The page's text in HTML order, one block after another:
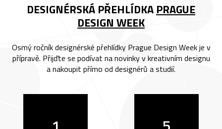
DESIGNÉRSKÁ PŘEHLÍDKA PRAGUE
DESIGN WEEK
Osmý ročník designérské přehlídky Prague Design Week je v
přípravě. Přijďte se podívat na novinky v kreativním designu
a nakoupit přímo od designérů a studií.